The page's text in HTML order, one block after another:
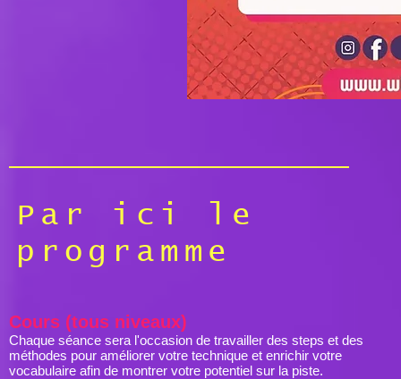
Par ici le
programme
Cours (tous niveaux)
Chaque séance sera l'occasion de travailler des steps et des
méthodes pour améliorer votre technique et enrichir votre
vocabulaire afin de montrer votre potentiel sur la piste.